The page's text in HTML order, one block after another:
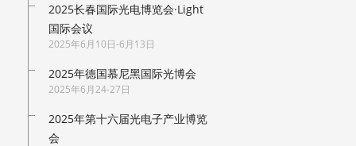
2025长春国际光电博览会·Light
国际会议
2025年6月10日-6月13日
2025年德国慕尼黑国际光博会
2025年6月24-27日
2025年第十六届光电子产业博览
会